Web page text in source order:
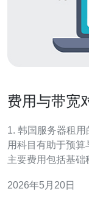
费用与带宽
1. 韩国服务器租
用科目有助于预算
主要费用包括基础
储类型）、以及IP
2026年5月20日